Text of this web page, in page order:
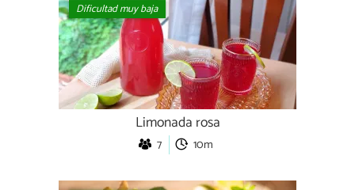
Dificultad muy baja
Limonada rosa
7 10m